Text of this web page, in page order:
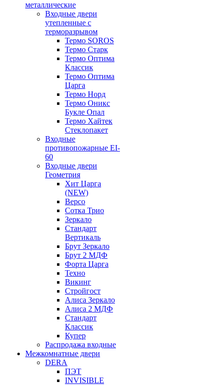
металлические
Входные двери
утепленные с
терморазрывом
Термо SOROS
Термо Старк
Термо Оптима
Классик
Термо Оптима
Царга
Термо Норд
Термо Оникс
Букле Опал
Термо Хайтек
Стеклопакет
Входные
противопожарные EI-
60
Входные двери
Геометрия
Хит Царга
(NEW)
Версо
Сотка Трио
Зеркало
Стандарт
Вертикаль
Брут Зеркало
Брут 2 МДФ
Форта Царга
Техно
Викинг
Стройгост
Алиса Зеркало
Алиса 2 МДФ
Стандарт
Классик
Купер
Распродажа входные
Межкомнатные двери
DERA
ПЭТ
INVISIBLE